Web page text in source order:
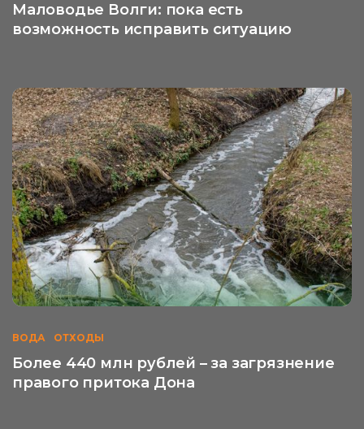
Маловодье Волги: пока есть
возможность исправить ситуацию
ВОДА ОТХОДЫ
Более 440 млн рублей – за загрязнение
правого притока Дона